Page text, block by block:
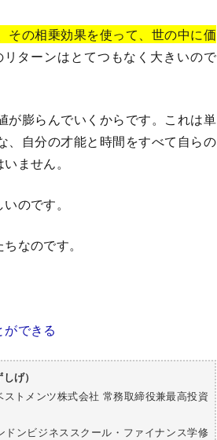
その相乗効果を使って、世の中に価
ターンはとてつもなく大きいので
が膨らんでいくからです。これは単
、自分の才能と時間をすべて自らの
ません。
のです。
なのです。
できる
げ）
トメンツ株式会社 常務取締役兼最高投資
ドンビジネススクール・ファイナンス学修